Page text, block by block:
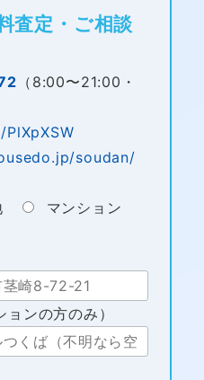
査定・ご相談
（8:00〜21:00・
soudan/
マンション
ンの方のみ）